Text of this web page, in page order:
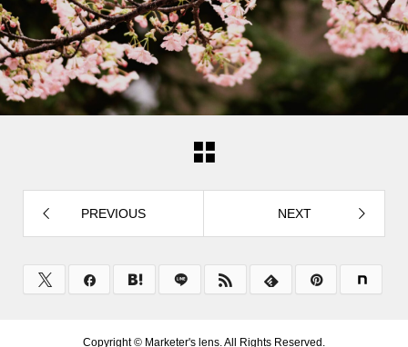
PREVIOUS NEXT
Copyright © Marketer's lens. All Rights Reserved.